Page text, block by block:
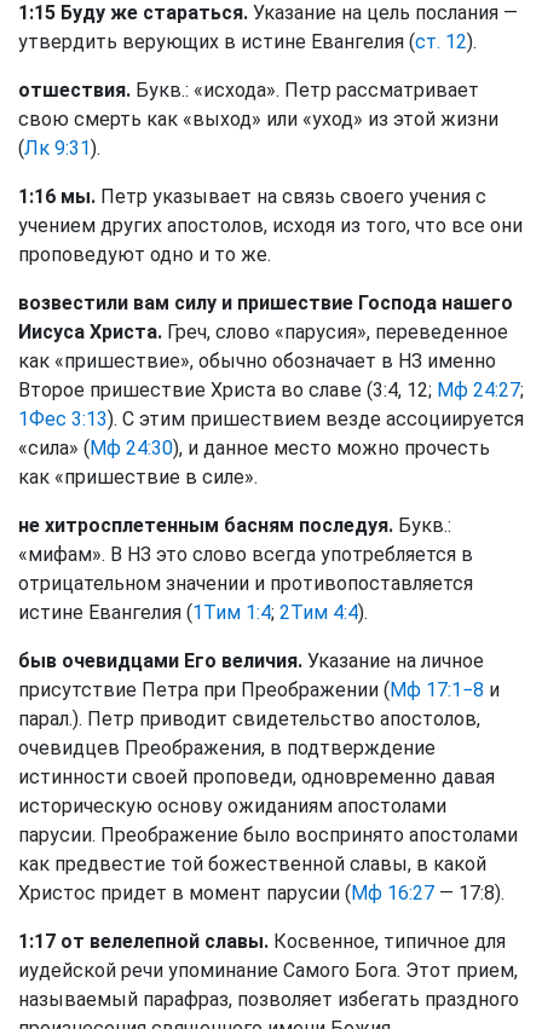
1:15 Буду же стараться. Указание на цель послания —
утвердить верующих в истине Евангелия (ст. 12).
отшествия. Букв.: «исхода». Петр рассматривает
свою смерть как «выход» или «уход» из этой жизни
(Лк 9:31).
1:16 мы. Петр указывает на связь своего учения с
учением других апостолов, исходя из того, что все они
проповедуют одно и то же.
возвестили вам силу и пришествие Господа нашего
Иисуса Христа. Греч, слово «парусия», переведенное
как «пришествие», обычно обозначает в НЗ именно
Второе пришествие Христа во славе (3:4, 12; Мф 24:27;
1Фес 3:13). С этим пришествием везде ассоциируется
«сила» (Мф 24:30), и данное место можно прочесть
как «пришествие в силе».
не хитросплетенным басням последуя. Букв.:
«мифам». В НЗ это слово всегда употребляется в
отрицательном значении и противопоставляется
истине Евангелия (1Тим 1:4; 2Тим 4:4).
быв очевидцами Его величия. Указание на личное
присутствие Петра при Преображении (Мф 17:1−8 и
парал.). Петр приводит свидетельство апостолов,
очевидцев Преображения, в подтверждение
истинности своей проповеди, одновременно давая
историческую основу ожиданиям апостолами
парусии. Преображение было воспринято апостолами
как предвестие той божественной славы, в какой
Христос придет в момент парусии (Мф 16:27 — 17:8).
1:17 от велелепной славы. Косвенное, типичное для
иудейской речи упоминание Самого Бога. Этот прием,
называемый парафраз, позволяет избегать праздного